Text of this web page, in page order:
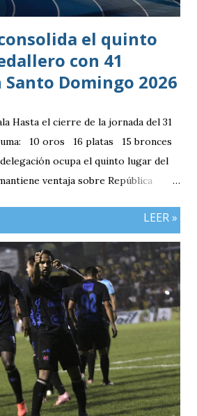
el quinto
con 41
Domingo 2026
Hasta el cierre de la jornada del 31
10 oros 16 platas 15 bronces
ocupa el quinto lugar del
ventaja sobre República
registran el mismo número de
LEER »